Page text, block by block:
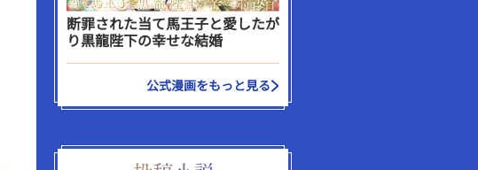
断罪された当て馬王子と愛したが
り黒龍陛下の幸せな結婚
公式漫画をもっと見る